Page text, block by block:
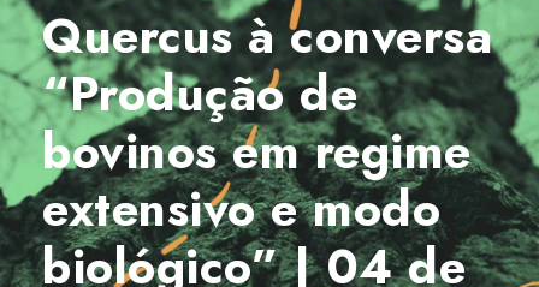
Quercus à conversa
“Produção de
bovinos em regime
extensivo e modo
biológico” | 04 de